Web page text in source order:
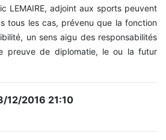
LEMAIRE, adjoint aux sports peuvent
tous les cas, prévenu que la fonction
un sens aigu des responsabilités
preuve de diplomatie, le ou la futur
12/2016 21:10